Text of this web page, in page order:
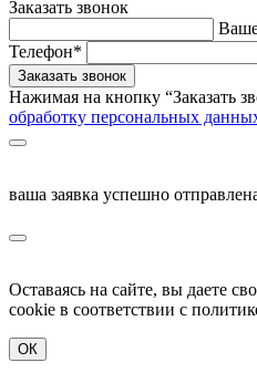
Заказать звонок
Телефон*
Нажимая на кнопку “Заказать
обработку персональных
ваша заявка успешно
Оставаясь на сайте, вы даете
cookie в соответствии c
ОК